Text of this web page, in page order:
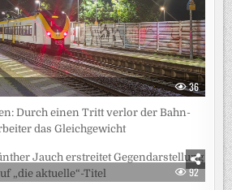
36
Durch einen Tritt verlor der Bahn-
das Gleichgewicht
92